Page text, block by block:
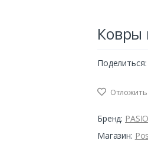
Ковры
Поделиться:
Отложить
Бренд:
Магазин: